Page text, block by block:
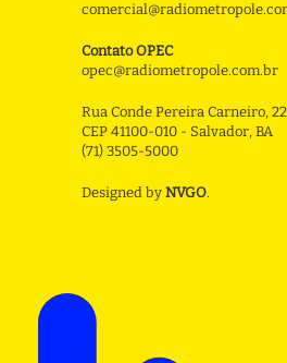
Contato OPEC
opec@radiometropole.com.br
Rua Conde Pereira Carneiro,
CEP 41100-010 - Salvador, BA
(71) 3505-5000
Designed by NVGO.